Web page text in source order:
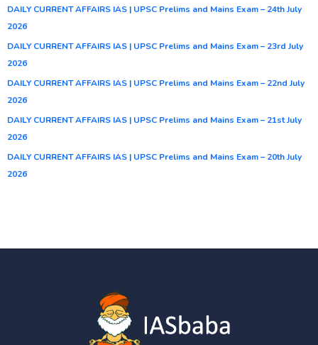
DAILY CURRENT AFFAIRS IAS | UPSC Prelims and Mains Exam – 24th July
2026
DAILY CURRENT AFFAIRS IAS | UPSC Prelims and Mains Exam – 23rd July
2026
DAILY CURRENT AFFAIRS IAS | UPSC Prelims and Mains Exam – 22nd July
2026
DAILY CURRENT AFFAIRS IAS | UPSC Prelims and Mains Exam – 21st July
2026
DAILY CURRENT AFFAIRS IAS | UPSC Prelims and Mains Exam – 20th July
2026